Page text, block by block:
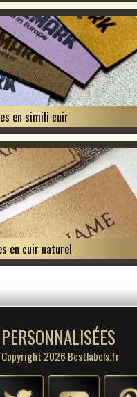
en simili cuir
en cuir naturel
2026 Bestlabels.fr